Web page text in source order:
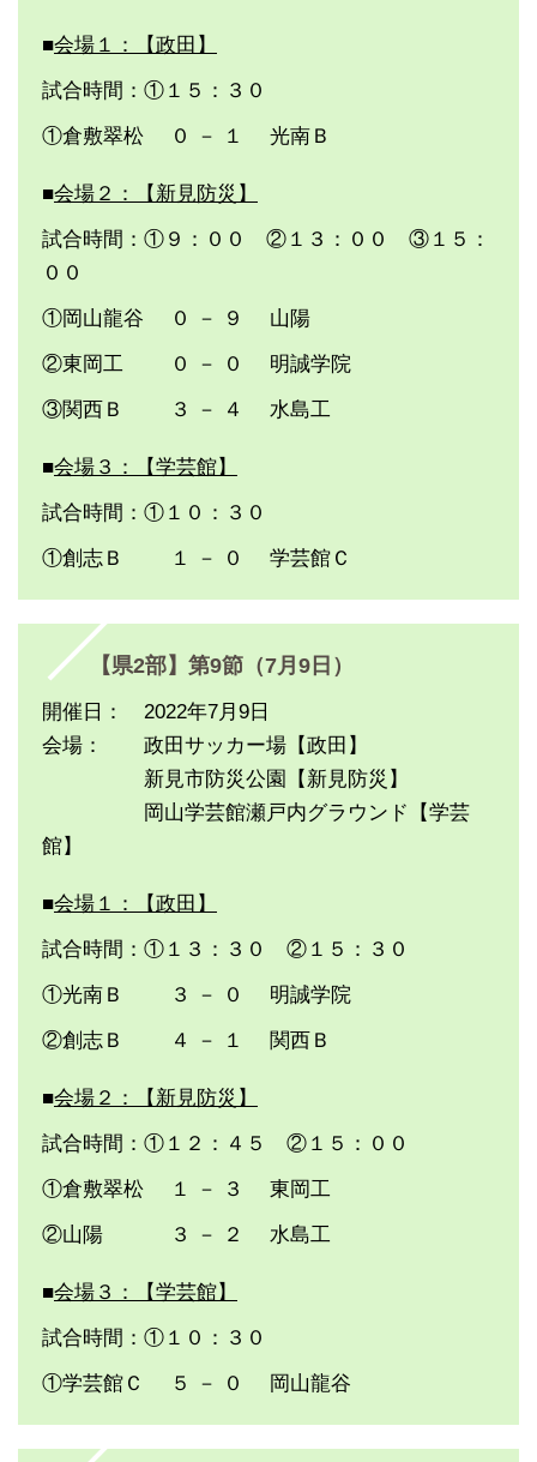
■会場１：【政田】
試合時間：①１５：３０
①倉敷翠松 ０ － １ 光南Ｂ
■会場２：【新見防災】
試合時間：①９：００ ②１３：００ ③１５：
００
①岡山龍谷 ０ － ９ 山陽
②東岡工 ０ － ０ 明誠学院
③関西Ｂ ３ － ４ 水島工
■会場３：【学芸館】
試合時間：①１０：３０
①創志Ｂ １ － ０ 学芸館Ｃ
【県2部】第9節（7月9日）
開催日： 2022年7月9日
会場： 政田サッカー場【政田】
新見市防災公園【新見防災】
岡山学芸館瀬戸内グラウンド【学芸
館】
■会場１：【政田】
試合時間：①１３：３０ ②１５：３０
①光南Ｂ ３ － ０ 明誠学院
②創志Ｂ ４ － １ 関西Ｂ
■会場２：【新見防災】
試合時間：①１２：４５ ②１５：００
①倉敷翠松 １ － ３ 東岡工
②山陽 ３ － ２ 水島工
■会場３：【学芸館】
試合時間：①１０：３０
①学芸館Ｃ ５ － ０ 岡山龍谷